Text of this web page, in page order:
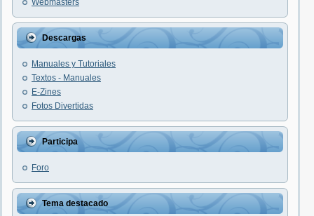
Webmasters
Descargas
Manuales y Tutoriales
Textos - Manuales
E-Zines
Fotos Divertidas
Participa
Foro
Tema destacado